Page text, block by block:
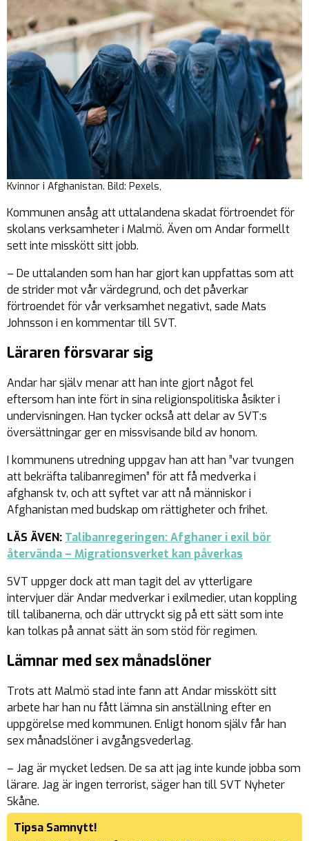
Kvinnor i Afghanistan. Bild: Pexels,
Kommunen ansåg att uttalandena skadat förtroendet för
skolans verksamheter i Malmö. Även om Andar formellt
sett inte misskött sitt jobb.
– De uttalanden som han har gjort kan uppfattas som att
de strider mot vår värdegrund, och det påverkar
förtroendet för vår verksamhet negativt, sade Mats
Johnsson i en kommentar till SVT.
Läraren försvarar sig
Andar har själv menar att han inte gjort något fel
eftersom han inte fört in sina religionspolitiska åsikter i
undervisningen. Han tycker också att delar av SVT:s
översättningar ger en missvisande bild av honom.
I kommunens utredning uppgav han att han ”var tvungen
att bekräfta talibanregimen” för att få medverka i
afghansk tv, och att syftet var att nå människor i
Afghanistan med budskap om rättigheter och frihet.
LÄS ÄVEN: Talibanregeringen: Afghaner i exil bör
återvända – Migrationsverket kan påverkas
SVT uppger dock att man tagit del av ytterligare
intervjuer där Andar medverkar i exilmedier, utan koppling
till talibanerna, och där uttryckt sig på ett sätt som inte
kan tolkas på annat sätt än som stöd för regimen.
Lämnar med sex månadslöner
Trots att Malmö stad inte fann att Andar misskött sitt
arbete har han nu fått lämna sin anställning efter en
uppgörelse med kommunen. Enligt honom själv får han
sex månadslöner i avgångsvederlag.
– Jag är mycket ledsen. De sa att jag inte kunde jobba som
lärare. Jag är ingen terrorist, säger han till SVT Nyheter
Skåne.
Tipsa Samnytt!